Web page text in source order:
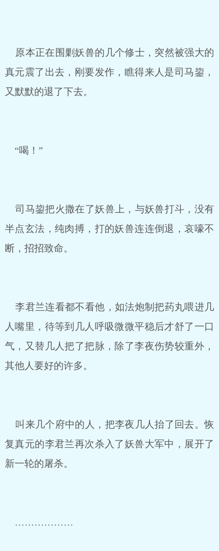
原本正在围剿妖兽的几个修士，突然被强大的
真元震了出去，刚要发作，瞧得来人是司马鋆，
又默默的退了下去。
“喝！”
司马鋆把火撒在了妖兽上，与妖兽打斗，没有
半点玄法，纯肉搏，打的妖兽连连倒退，哀嚎不
断，招招致命。
李君兰连看都不看他，如法炮制把药丸喂进几
人嘴里，待等到几人呼吸微微平稳后才舒了一口
气，又替几人把了把脉，除了李夜伤势较重外，
其他人要好的许多。
叫来几个府中的人，把李夜几人抬了回去。恢
复真元的李君兰再次杀入了妖兽大军中，展开了
新一轮的屠杀。
………………